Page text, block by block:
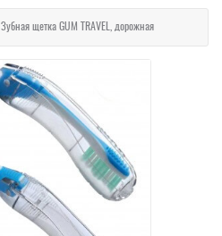
Зубная щетка GUM TRAVEL, дорожная